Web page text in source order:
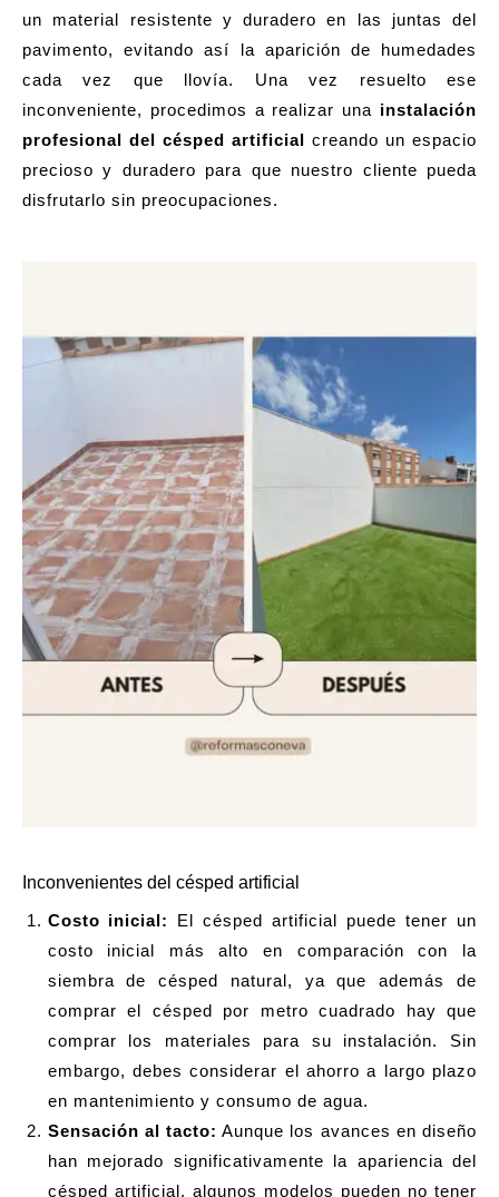
un material resistente y duradero en las juntas del
pavimento, evitando así la aparición de humedades
cada vez que llovía. Una vez resuelto ese
inconveniente, procedimos a realizar una instalación
profesional del césped artificial creando un espacio
precioso y duradero para que nuestro cliente pueda
disfrutarlo sin preocupaciones.
Inconvenientes del césped artificial
Costo inicial:
El césped artificial puede tener un
costo inicial más alto en comparación con la
siembra de césped natural, ya que además de
comprar el césped por metro cuadrado hay que
comprar los materiales para su instalación. Sin
embargo, debes considerar el ahorro a largo plazo
en mantenimiento y consumo de agua.
Sensación al tacto: Aunque los avances en diseño
han mejorado significativamente la apariencia del
césped artificial, algunos modelos pueden no tener